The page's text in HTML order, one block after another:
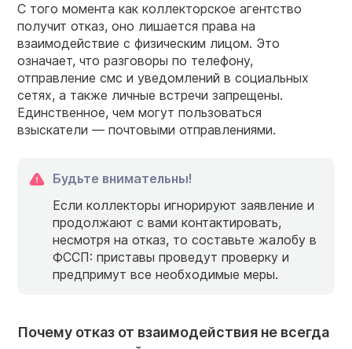
С того момента как коллекторское агентство
получит отказ, оно лишается права на
взаимодействие с физическим лицом. Это
означает, что разговоры по телефону,
отправление смс и уведомлений в социальных
сетях, а также личные встречи запрещены.
Единственное, чем могут пользоваться
взыскатели — почтовыми отправлениями.
Будьте внимательны!
Если коллекторы игнорируют заявление и
продолжают с вами контактировать,
несмотря на отказ, то составьте жалобу в
ФССП: приставы проведут проверку и
предпримут все необходимые меры.
Почему отказ от взаимодействия не всегда